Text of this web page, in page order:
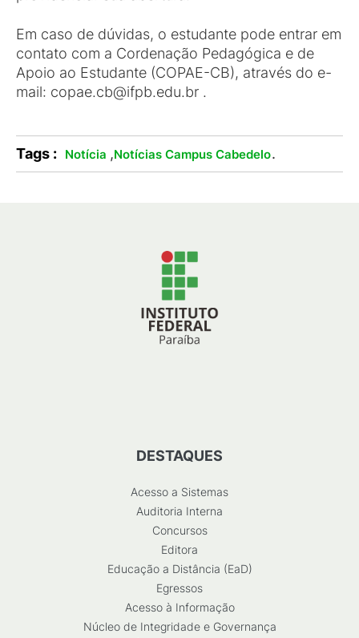
Em caso de dúvidas, o estudante pode entrar em
contato com a Cordenação Pedagógica e de
Apoio ao Estudante (COPAE-CB), através do e-
mail: copae.cb@ifpb.edu.br .
Tags : Notícia ,Notícias Campus Cabedelo.
DESTAQUES
Acesso a Sistemas
Auditoria Interna
Concursos
Editora
Educação a Distância (EaD)
Egressos
Acesso à Informação
Núcleo de Integridade e Governança